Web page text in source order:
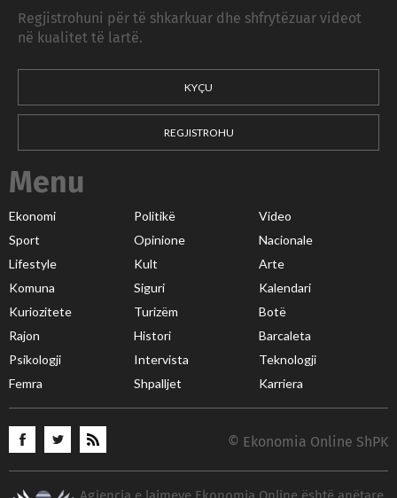
Regjistrohuni për të shkarkuar dhe shfrytëzuar videot
në kualitet të lartë.
KYÇU
REGJISTROHU
Menu
Ekonomi Politikë
Video
Sport
Opinione
Nacionale
Lifestyle
Kult
Arte
Komuna
Siguri
Kalendari
Kuriozitete
Turizëm
Botë
Rajon
Histori
Barcaleta
Psikologji
Intervista
Teknologji
Femra
Shpalljet Karriera
© Ekonomia Online ShPK